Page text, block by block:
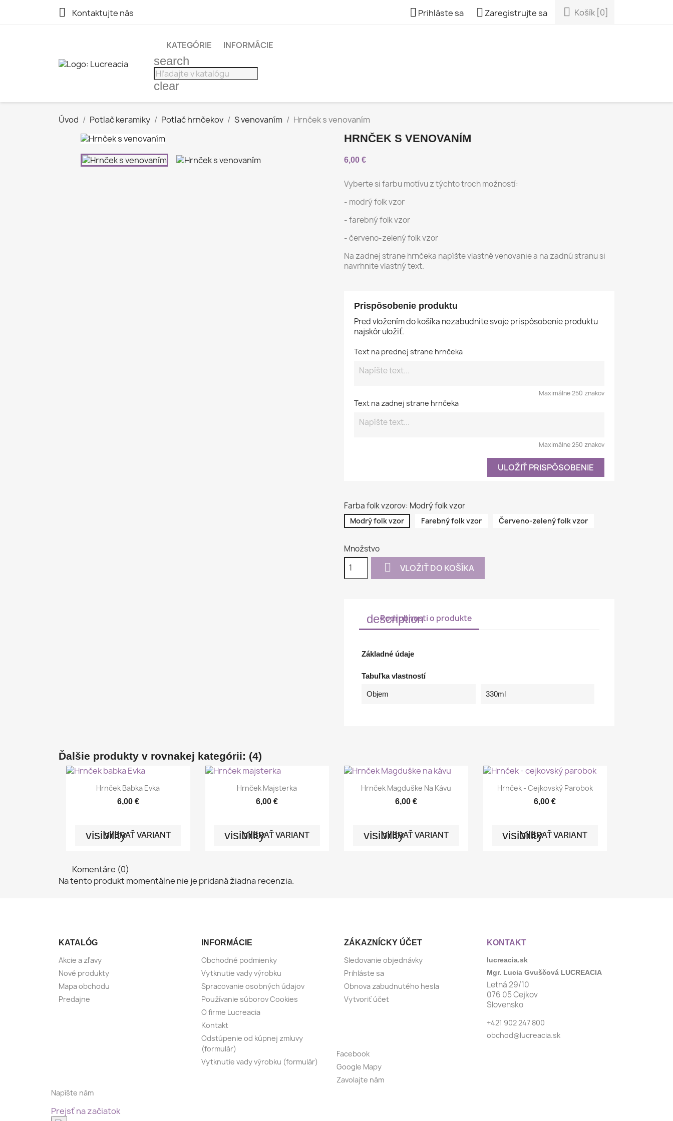
 Kontaktujte nás  Prihláste sa  Zaregistrujte sa  Košík [0]
KATEGÓRIE INFORMÁCIE
search
clear
Úvod Potlač keramiky Potlač hrnčekov S venovaním Hrnček s venovaním
HRNČEK S VENOVANÍM
6,00 €
Vyberte si farbu motívu z týchto troch možností:
- modrý folk vzor
- farebný folk vzor
- červeno-zelený folk vzor
Na zadnej strane hrnčeka napíšte vlastné venovanie a na zadnú stranu si
navrhnite vlastný text.
Prispôsobenie produktu
Pred vložením do košíka nezabudnite svoje prispôsobenie produktu
najskôr uložiť.
Text na prednej strane hrnčeka
Maximálne 250 znakov
Text na zadnej strane hrnčeka
Maximálne 250 znakov
ULOŽIŤ PRISPÔSOBENIE
Farba folk vzorov: Modrý folk vzor
Modrý folk vzor Farebný folk vzor Červeno-zelený folk vzor
Množstvo
 VLOŽIŤ DO KOŠÍKA
description
Podrobnosti o produkte
Základné údaje
Tabuľka vlastností
Objem 330ml
Ďalšie produkty v rovnakej kategórii: (4)
 Rýchly náhľad
Hrnček Babka Evka
6,00 €
visibility
VYBRAŤ VARIANT
 Rýchly náhľad
Hrnček Majsterka
6,00 €
visibility
VYBRAŤ VARIANT
 Rýchly náhľad
Hrnček Magduške Na Kávu
6,00 €
visibility
VYBRAŤ VARIANT
 Rýchly náhľad
Hrnček - Cejkovský Parobok
6,00 €
visibility
VYBRAŤ VARIANT
Komentáre (0)
Na tento produkt momentálne nie je pridaná žiadna recenzia.
KATALÓG
Akcie a zľavy
Nové produkty
Mapa obchodu
Predajne
INFORMÁCIE
Obchodné podmienky
Vytknutie vady výrobku
Spracovanie osobných údajov
Používanie súborov Cookies
O firme Lucreacia
Kontakt
Odstúpenie od kúpnej zmluvy
(formulár)
Vytknutie vady výrobku (formulár)
ZÁKAZNÍCKY ÚČET
Sledovanie objednávky
Prihláste sa
Obnova zabudnutého hesla
Vytvoriť účet
KONTAKT
lucreacia.sk
Mgr. Lucia Gvuščová LUCREACIA
Letná 29/10
076 05 Cejkov
Slovensko
+421 902 247 800
obchod@lucreacia.sk
Facebook
Google Mapy
Zavolajte nám
Napíšte nám
Prejsť na začiatok